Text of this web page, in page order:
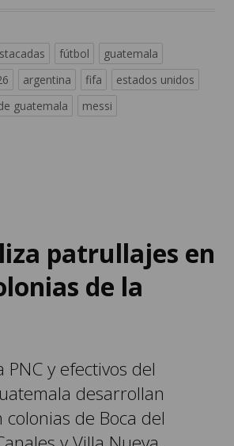
fútbol
guatemala
argentina fifa
estados unidos
guatemala messi
patrullajes en
de la
y efectivos del
desarrollan
de Boca del